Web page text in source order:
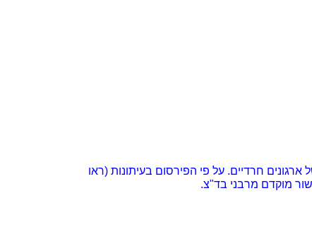
חרדיים. על פי הפירסום בעיתונות (ראו
מוקדם מרבני בד"צ.